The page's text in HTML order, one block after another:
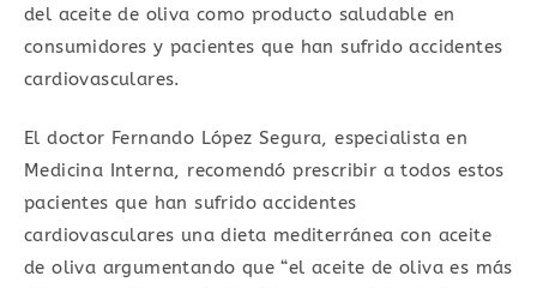
del aceite de oliva como producto saludable en
consumidores y pacientes que han sufrido accidentes
cardiovasculares.
El doctor Fernando López Segura, especialista en
Medicina Interna, recomendó prescribir a todos estos
pacientes que han sufrido accidentes
cardiovasculares una dieta mediterránea con aceite
de oliva argumentando que “el aceite de oliva es más